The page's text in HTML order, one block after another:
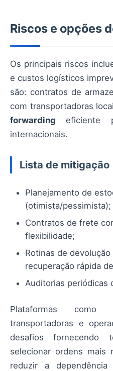
Riscos e opções
Os principais riscos
e custos logísticos
são: contratos de
com transportadoras
forwarding eficiente
internacionais.
Lista de mitigação
Planejamento de
(otimista/pessimista);
Contratos de frete
flexibilidade;
Rotinas de
recuperação rápida
Auditorias periódicas
Plataformas como
transportadoras e
desafios fornecendo
selecionar ordens mais
reduzir a